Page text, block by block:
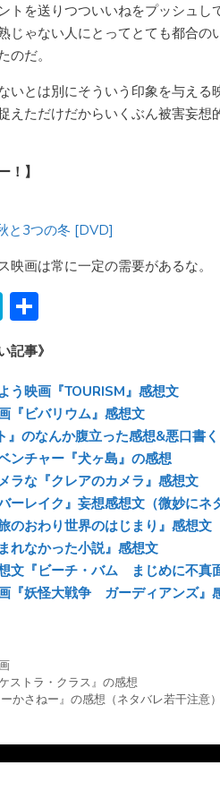
トを送りつついいねをプッシュし
じゃない人にとってとても都合の
のだ。
いとは別にそういう印象を与える
えただけだからいくぶん被害妄想
！】
と3つの冬 [DVD]
映画は常に一定の需要があるな。
H
at
e
n
a
有
記事》
う映画『TOURISM』感想文
『ビバリウム』感想文
』のなんか腹立った感想&悪口書く
ンチャー『犬ヶ島』の感想
ラな『クレアのカメラ』感想文
ーレイク』妄想感想文（微妙にネ
のおわり世界のはじまり』感想文
れなかった小説』感想文
文『ビーチ・バム まじめに不真
『妖怪大戦争 ガーディアンズ』
ストラ・クラス』の感想
かさねー』の感想（ネタバレ若干注意）